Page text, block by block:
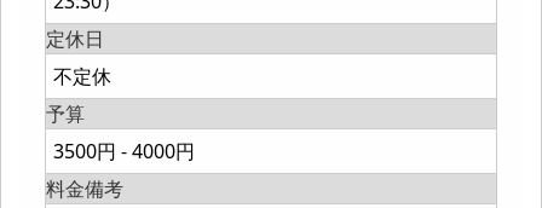
定休日
不定休
予算
3500円 - 4000円
料金備考